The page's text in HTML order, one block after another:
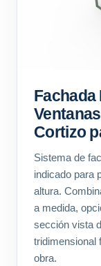
Fachada
Cortizo
Sistema de
indicado para
altura.
a medida,
sección vista
tridimensional
obra.